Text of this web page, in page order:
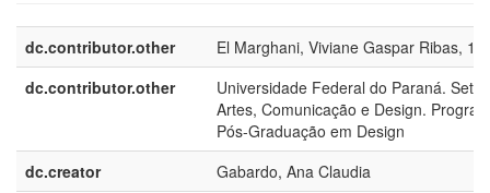
dc.contributor.other
El Marghani, Viviane Gaspar Ribas,
dc.contributor.other
Universidade Federal do Paraná.
Artes, Comunicação e Design.
Pós-Graduação em Design
dc.creator
Gabardo, Ana Claudia